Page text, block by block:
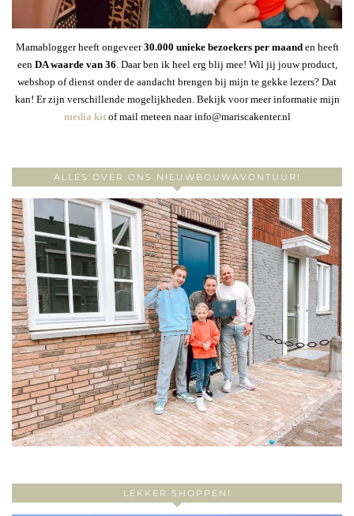
Mamablogger heeft ongeveer30.000 unieke bezoekers per maanden heeft
een DA waarde van 36. Daar ben ik heel erg blij mee! Wil jij jouw product,
webshop of dienst onder de aandacht brengen bij mijn te gekke lezers? Dat
kan! Er zijn verschillende mogelijkheden. Bekijk voor meer informatie mijn
media kitof mail meteen naar info@mariscakenter.nl
ALLES OVER ONS NIEUWBOUWAVONTUUR!
LEKKER SHOPPEN!